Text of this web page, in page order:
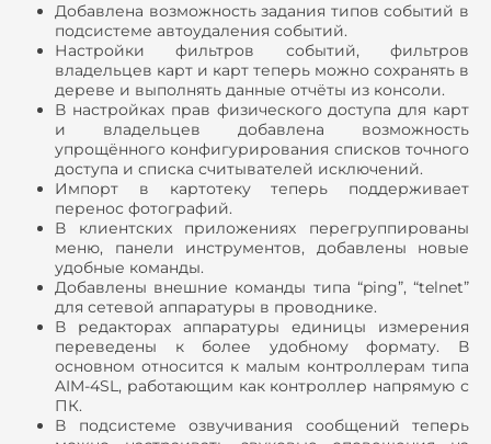
Добавлена возможность задания типов событий в
подсистеме автоудаления событий.
Настройки фильтров событий, фильтров
владельцев карт и карт теперь можно сохранять в
дереве и выполнять данные отчёты из консоли.
В настройках прав физического доступа для карт
и владельцев добавлена возможность
упрощённого конфигурирования списков точного
доступа и списка считывателей исключений.
Импорт в картотеку теперь поддерживает
перенос фотографий.
В клиентских приложениях перегруппированы
меню, панели инструментов, добавлены новые
удобные команды.
Добавлены внешние команды типа “ping”, “telnet”
для сетевой аппаратуры в проводнике.
В редакторах аппаратуры единицы измерения
переведены к более удобному формату. В
основном относится к малым контроллерам типа
AIM-4SL, работающим как контроллер напрямую с
ПК.
В подсистеме озвучивания сообщений теперь